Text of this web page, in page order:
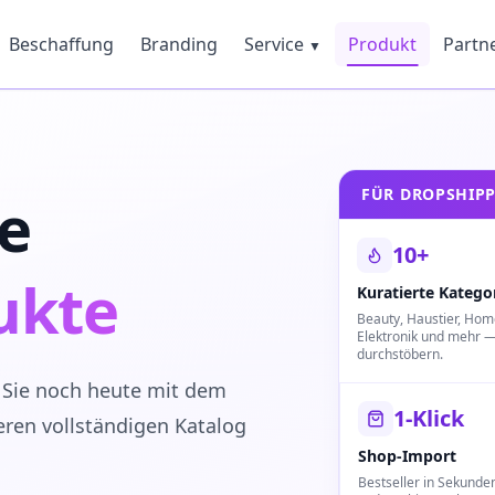
Beschaffung Branding Service ▼ Produkt
noch heute mit dem
vollständigen Katalog
FÜR
10+
Kuratierte
Beauty, Haustier,
Elektronik und mehr
durchstöbern.
1-Klick
Shop-Import
Bestseller in